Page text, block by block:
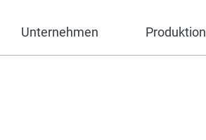
Unternehmen Produktion